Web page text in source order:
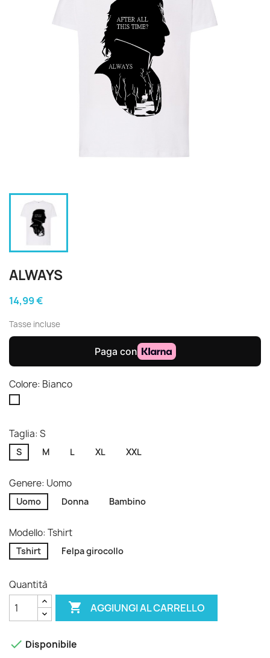
ALWAYS
14,99 €
Tasse incluse
Colore: Bianco
Taglia: S
S M L XL XXL
Genere: Uomo
Uomo Donna Bambino
Modello: Tshirt
Tshirt Felpa girocollo
Quantità
 AGGIUNGI AL CARRELLO
 Disponibile